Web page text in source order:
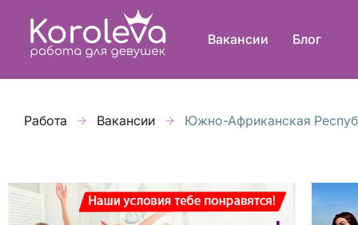
Вакансии Блог
Работа Вакансии Южно-Африканская